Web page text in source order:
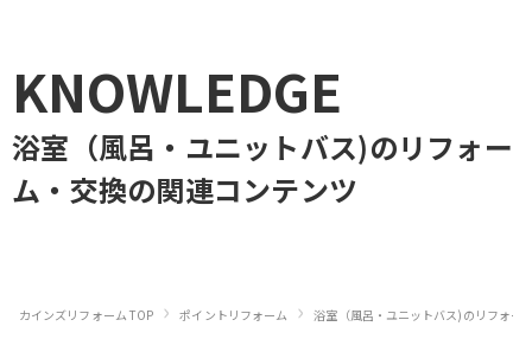
KNOWLEDGE
浴室（風呂・ユニットバス)のリフォー
ム・交換の関連コンテンツ
カインズリフォーム TOP › ポイントリフォーム › 浴室（風呂・ユニットバス)のリフォー